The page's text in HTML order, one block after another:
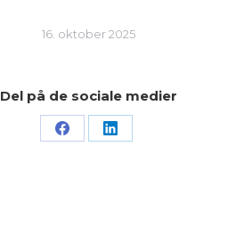
16. oktober 2025
Del på de sociale medier
Share Share